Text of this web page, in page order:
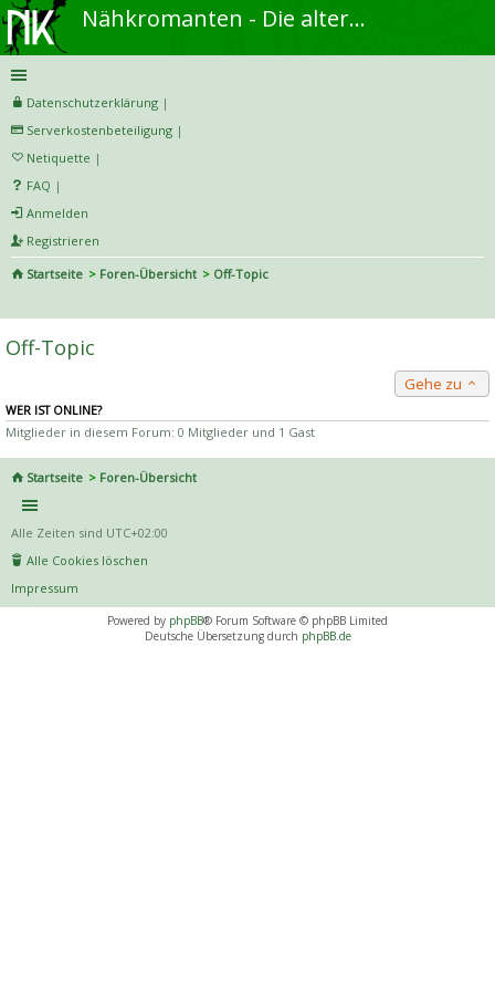
Nähkromanten - Die alternative Näh- und DIY-Community
Datenschutzerklärung |
Serverkostenbeteiligung |
Netiquette |
FAQ |
Anmelden
Registrieren
Startseite
Foren-Übersicht
Off-Topic
he
Off-Topic
Gehe zu
WER IST ONLINE?
Mitglieder in diesem Forum: 0 Mitglieder und 1 Gast
Startseite Foren-Übersicht
Alle Zeiten sind UTC+02:00
Alle Cookies löschen
Impressum
Powered by phpBB® Forum Software © phpBB Limited
Deutsche Übersetzung durch phpBB.de